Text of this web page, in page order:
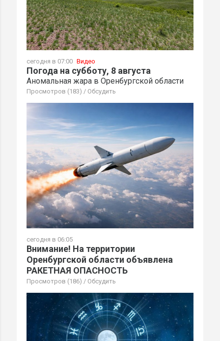
сегодня в 07:00 Видео
Погода на субботу, 8 августа
Аномальная жара в Оренбургской области
Просмотров (183) / Обсудить
сегодня в 06:05
Внимание! На территории
Оренбургской области объявлена
РАКЕТНАЯ ОПАСНОСТЬ
Просмотров (186) / Обсудить